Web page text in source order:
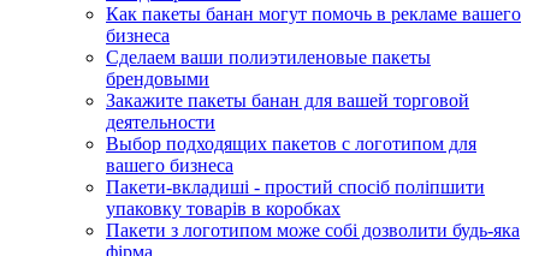
Как пакеты банан могут помочь в рекламе вашего
бизнеса
Сделаем ваши полиэтиленовые пакеты
брендовыми
Закажите пакеты банан для вашей торговой
деятельности
Выбор подходящих пакетов с логотипом для
вашего бизнеса
Пакети-вкладиші - простий спосіб поліпшити
упаковку товарів в коробках
Пакети з логотипом може собі дозволити будь-яка
фірма